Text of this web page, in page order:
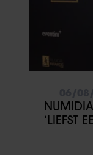
‘LIEFST